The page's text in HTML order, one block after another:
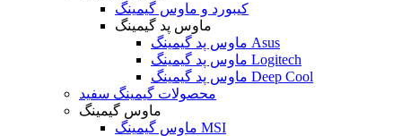
کیبورد و ماوس گیمینگ
ماوس پد گیمینگ
ماوس پد گیمینگ Asus
ماوس پد گیمینگ Logitech
ماوس پد گیمینگ Deep Cool
محصولات گیمینگ سفید
ماوس گیمینگ
ماوس گیمینگ MSI